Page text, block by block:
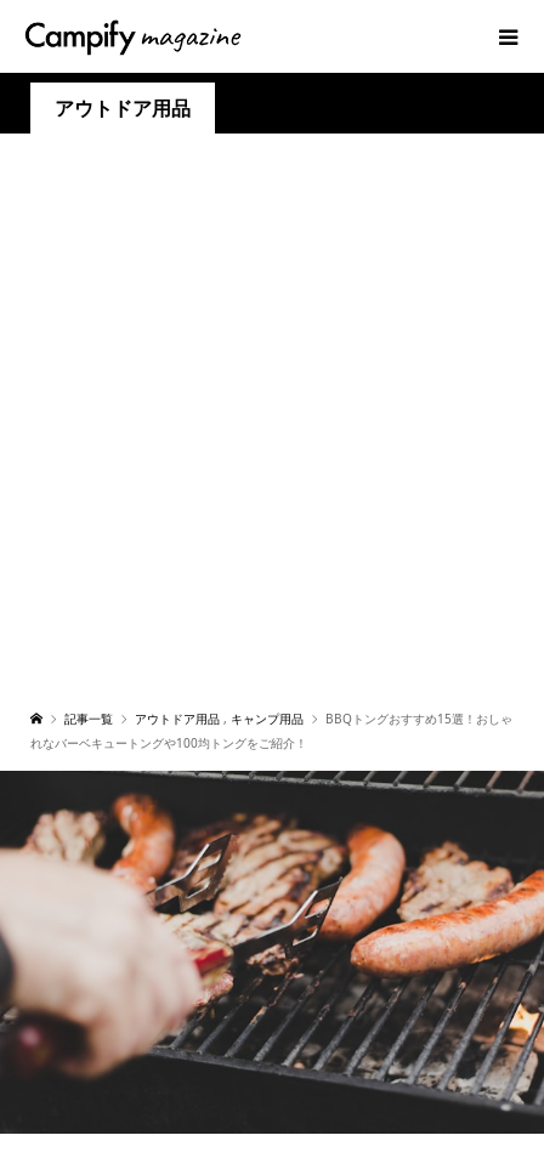
アウトドア用品
記事一覧 アウトドア用品 , キャンプ用品
BBQトングおすすめ15選！おしゃ
れなバーベキュートングや100均トングをご紹介！